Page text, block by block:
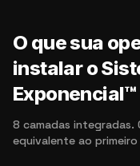
O que sua
instalar o
Exponencial™
8 camadas integradas.
equivalente ao